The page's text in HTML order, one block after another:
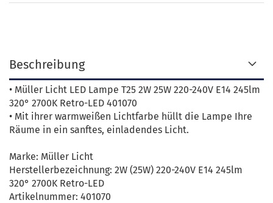
Beschreibung
• Müller Licht LED Lampe T25 2W 25W 220-240V E14 245lm
320° 2700K Retro-LED 401070
• Mit ihrer warmweißen Lichtfarbe hüllt die Lampe Ihre
Räume in ein sanftes, einladendes Licht.
Marke: Müller Licht
Herstellerbezeichnung: 2W (25W) 220-240V E14 245lm
320° 2700K Retro-LED
Artikelnummer: 401070